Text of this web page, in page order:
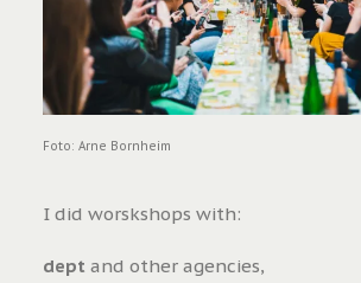
Foto: Arne Bornheim
I did worskshops with:
dept and other agencies,